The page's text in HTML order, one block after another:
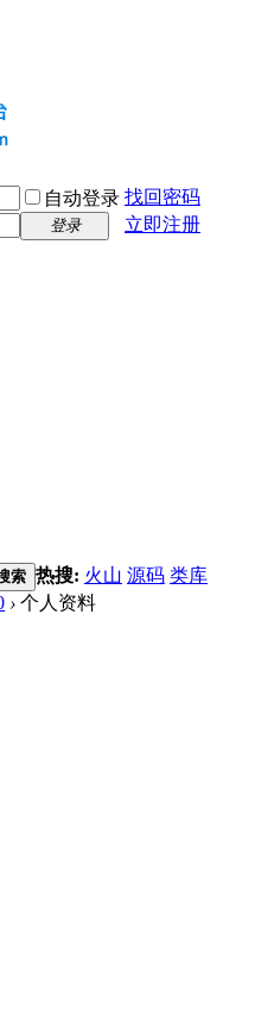
自动登录 找回密码
登录 立即注册
索 热搜: 火山 源码 类库
› 个人资料